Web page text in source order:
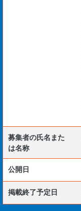
募集者の氏名また
は名称
公開日
掲載終了予定日